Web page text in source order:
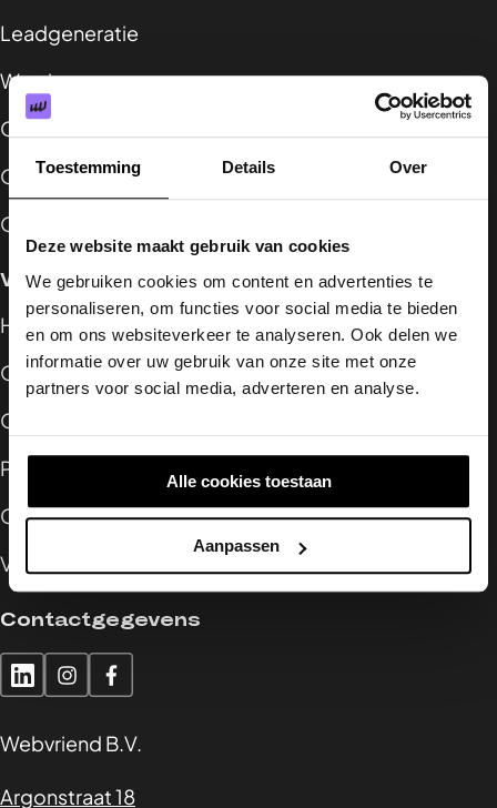
Toestemming Details Over
Deze website maakt gebruik van cookies
We gebruiken cookies om content en advertenties te
personaliseren, om functies voor social media te bieden
en om ons websiteverkeer te analyseren. Ook delen we
informatie over uw gebruik van onze site met onze
partners voor social media, adverteren en analyse.
Alle cookies toestaan
Aanpassen
Leadgeneratie
Wervingscampagnes
Online marketing voor zorg en welzijn
Online groeien in een duurzame markt
Online marketing voor B2B-bedrijven
Webvriend
Home
Ons werk
Over ons
Project starten
Contact
Vacatures
Contactgegevens
Webvriend B.V.
Argonstraat 18